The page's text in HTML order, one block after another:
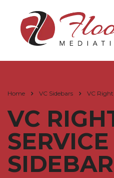
Home VC Sidebars VC Right
VC
SERVICE
SIDEBAR